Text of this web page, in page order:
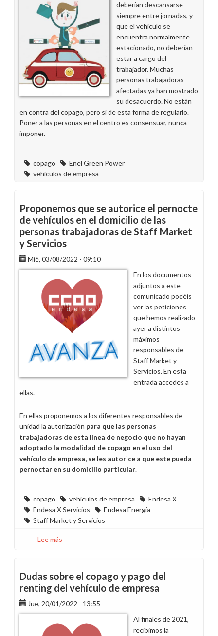
deberían descansarse
siempre entre jornadas, y
que el vehículo se
encuentra normalmente
estacionado, no deberían
estar a cargo del
trabajador. Muchas
personas trabajadoras
afectadas ya han mostrado
su desacuerdo. No están
en contra del copago, pero sí de esta forma de regularlo.
Poner a las personas en el centro es consensuar, nunca
imponer.
copago
Enel Green Power
vehículos de empresa
Proponemos que se autorice el pernocte
de vehículos en el domicilio de las
personas trabajadoras de Staff Market
y Servicios
Mié, 03/08/2022 - 09:10
En los documentos
adjuntos a este
comunicado podéis
ver las peticiones
que hemos realizado
ayer a distintos
máximos
responsables de
Staff Market y
Servicios. En esta
entrada accedes a
ellas.
En ellas proponemos a los diferentes responsables de
unidad la autorización para que las personas
trabajadoras de esta línea de negocio que no hayan
adoptado la modalidad de copago en el uso del
vehículo de empresa, se les autorice a que este pueda
pernoctar en su domicilio particular.
copago vehículos de empresa
Endesa X
Endesa X Servicios
Endesa Energía
Staff Market y Servicios
Lee más
autorice
el
pernocte
de
vehículos
Dudas sobre el copago y pago del
renting del vehículo de empresa
Jue, 20/01/2022 - 13:55
Al finales de 2021,
recibimos la